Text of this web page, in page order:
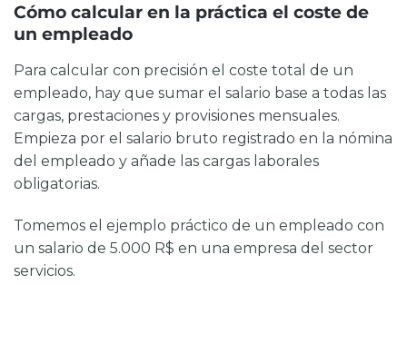
Cómo calcular en la práctica el coste de
un empleado
Para calcular con precisión el coste total de un
empleado, hay que sumar el salario base a todas las
cargas, prestaciones y provisiones mensuales.
Empieza por el salario bruto registrado en la nómina
del empleado y añade las cargas laborales
obligatorias.
Tomemos el ejemplo práctico de un empleado con
un salario de 5.000 R$ en una empresa del sector
servicios.